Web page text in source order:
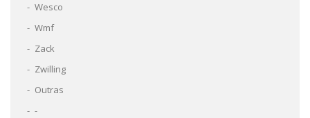
Wesco
Wmf
Zack
Zwilling
Outras
-